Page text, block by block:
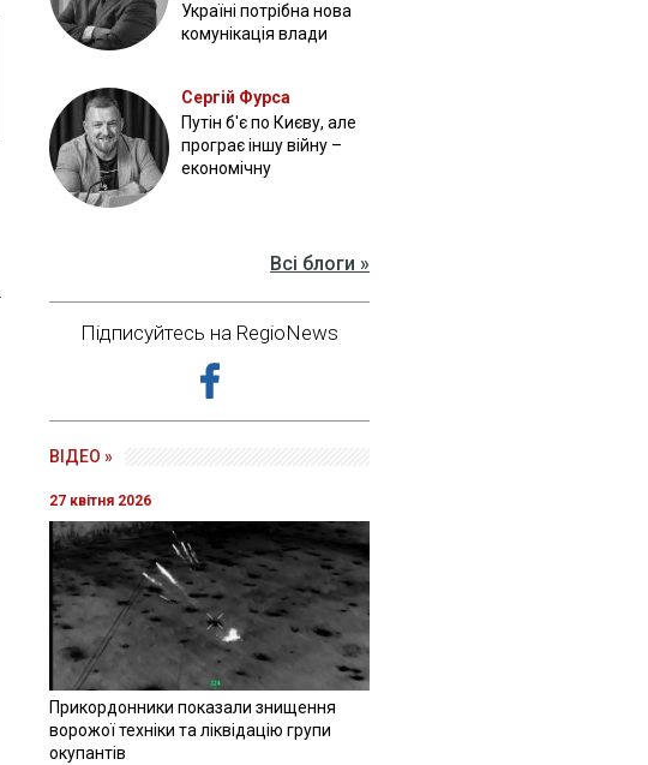
Україні потрібна нова
комунікація влади
Сергій Фурса
Путін б'є по Києву, але
програє іншу війну –
економічну
Всі блоги »
Підписуйтесь на RegioNews
ВІДЕО »
27 квітня 2026
Прикордонники показали знищення
ворожої техніки та ліквідацію групи
окупантів